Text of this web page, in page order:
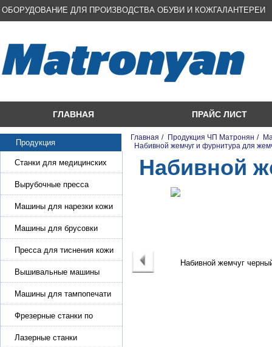
ОБОРУДОВАНИЕ ДЛЯ ПРОИЗВОДСТВА ОБУВИ И КОЖГАЛАНТЕРЕИ
ГЛАВНАЯ ПРАЙС ЛИСТ
Продукция
Станки для медицинских
масок
Вырубочные пресса
Машины для нарезки кожи
и стропы
Машины для брусовки
кожи,меха,поролона
Пресса для тиснения кожи
Вышивальные машины
Машины для тампопечати
Фрезерные станки по
металлу
Лазерные станки
Главная / Продукция ЧП Матронян /
Набивной жемчуг и фурнитура для
Набивной